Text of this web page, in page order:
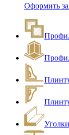
Оформить